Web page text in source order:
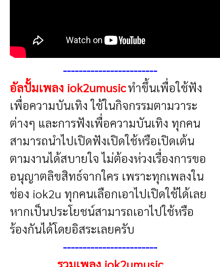
------------------------
อัลปั้มเพลง iok2umusicทำขึ้นเพื่อใช้ฟัง
เพื่อความบันเทิง ใช้ในกิจกรรมตามวาระ
ต่างๆ และการฟังเพื่อความบันเทิง ทุกคน
สามารถนำไปเปิดฟังเปิดใช้หรือเปิดเต้น
ตามงานได้สบายใจ ไม่ต้องห่วงเรื่องการขอ
อนุญาตลิขสิทธ์จากใคร เพราะทุกเพลงใน
ช่อง iok2u ทุกคนเลือกเอาไปเปิดใช้ได้เลย
หากเป็นประโยชน์สามารถเอาไปใช้หรือ
ร้องกันได้โดยอิสระเลยครับ
------------------------